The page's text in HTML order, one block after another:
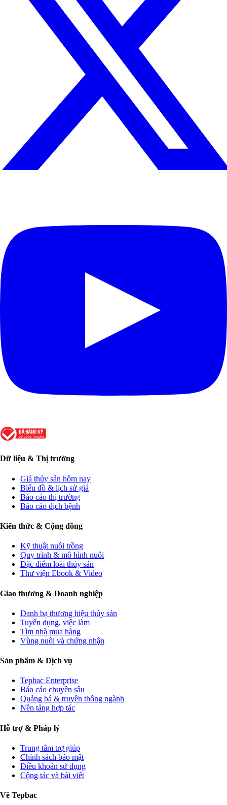
Dữ liệu & Thị trường
Giá thủy sản hôm nay
Biểu đồ & lịch sử giá
Báo cáo thị trường
Báo cáo dịch bệnh
Kiến thức & Cộng đồng
Kỹ thuật nuôi trồng
Quy trình & mô hình nuôi
Đặc điểm loài thủy sản
Thư viện Ebook & Video
Giao thương & Doanh nghiệp
Danh bạ thương hiệu thủy sản
Tuyển dụng, việc làm
Tìm nhà mua hàng
Vùng nuôi và chứng nhận
Sản phẩm & Dịch vụ
Tepbac Enterprise
Báo cáo chuyên sâu
Quảng bá & truyền thông ngành
Nền tảng hợp tác
Hỗ trợ & Pháp lý
Trung tâm trợ giúp
Chính sách bảo mật
Điều khoản sử dụng
Cộng tác và bài viết
Về Tepbac